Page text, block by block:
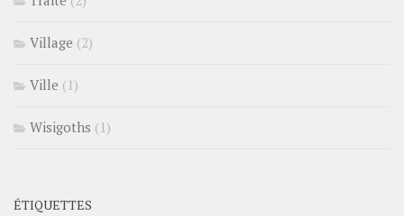
Village (2)
Ville (1)
Wisigoths (1)
ÉTIQUETTES